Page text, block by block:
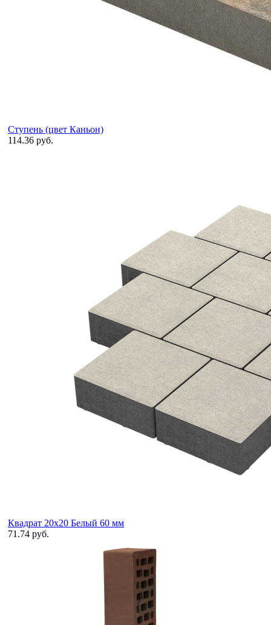
Ступень (цвет Каньон)
114.36 руб.
Квадрат 20х20 Белый 60 мм
71.74 руб.